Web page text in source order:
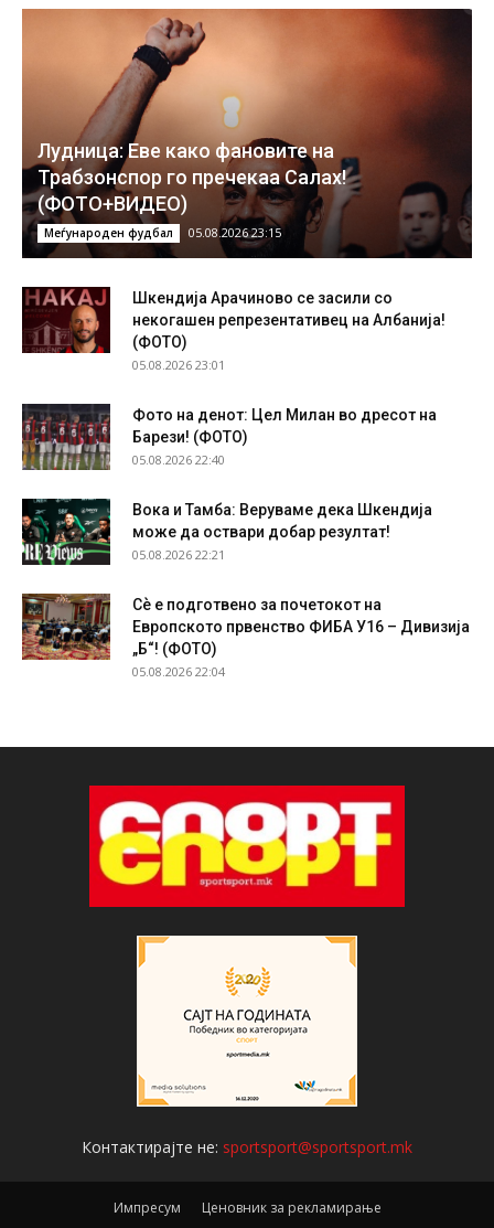
Лудница: Еве како фановите на
Трабзонспор го пречекаа Салах!
(ФОТО+ВИДЕО)
Меѓународен фудбал 05.08.2026 23:15
Шкендија Арачиново се засили со
некогашен репрезентативец на Албанија!
(ФОТО)
05.08.2026 23:01
Фото на денот: Цел Милан во дресот на
Барези! (ФОТО)
05.08.2026 22:40
Вока и Тамба: Веруваме дека Шкендија
може да оствари добар резултат!
05.08.2026 22:21
Сѐ е подготвено за почетокот на
Европското првенство ФИБА У16 – Дивизија
„Б“! (ФОТО)
05.08.2026 22:04
Контактирајте не: sportsport@sportsport.mk
Импресум Ценовник за рекламирање